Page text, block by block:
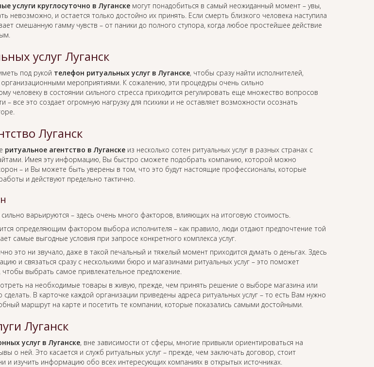
услуги круглосуточно в Луганскемогут понадобиться в самый неожиданный момент – увы,
невозможно, и остается только достойно их принять. Если смерть близкого человека наступила
смешанную гамму чувств – от паники до полного ступора, когда любое простейшее действие
услуг Луганск
под рукой телефон ритуальных услуг в Луганске, чтобы сразу найти исполнителей,
мероприятиями. К сожалению, эти процедуры очень сильно
человеку в состоянии сильного стресса приходится регулировать еще множество вопросов
– все это создает огромную нагрузку для психики и не оставляет возможности осознать
Луганск
ритуальное агентство в Луганскеиз несколько сотен ритуальных услуг в разных странах с
Имея эту информацию, Вы быстро сможете подобрать компанию, которой можно
– и Вы можете быть уверены в том, что это будут настоящие профессионалы, которые
и действуют предельно тактично.
сильно варьируются – здесь очень много факторов, влияющих на итоговую стоимость.
определяющим фактором выбора исполнителя – как правило, люди отдают предпочтение той
самые выгодные условия при запросе конкретного комплекса услуг.
это ни звучало, даже в такой печальный и тяжелый момент приходится думать о деньгах. Здесь
и связаться сразу с несколькими бюро и магазинами ритуальных услуг – это поможет
чтобы выбрать самое привлекательное предложение.
на необходимые товары в живую, прежде, чем принять решение о выборе магазина или
В карточке каждой организации приведены адреса ритуальных услуг – то есть Вам нужно
маршрут на карте и посетить те компании, которые показались самыми достойными.
Луганск
услуг в Луганске, вне зависимости от сферы, многие привыкли ориентироваться на
о ней. Это касается и служб ритуальных услуг – прежде, чем заключать договор, стоит
и изучить информацию обо всех интересующих компаниях в открытых источниках.